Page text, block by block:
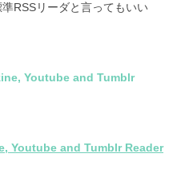
RSSリーダと言ってもいい
Youtube and Tumblr Reader